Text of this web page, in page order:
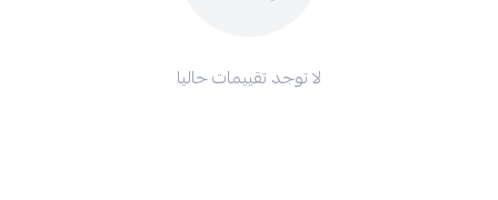
لا توجد تقييمات حاليا